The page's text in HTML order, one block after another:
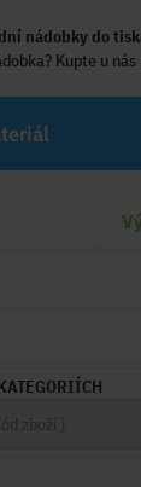
nádobky do
Kupte u